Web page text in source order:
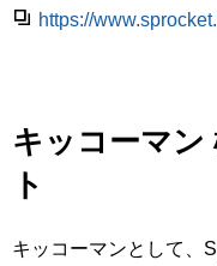
https://
キッコーマン
ト
キッコーマンとして、